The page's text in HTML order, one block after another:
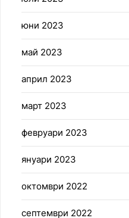
юни 2023
май 2023
април 2023
март 2023
февруари 2023
януари 2023
октомври 2022
септември 2022